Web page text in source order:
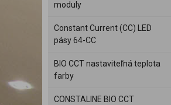
moduly
Constant Current (CC) LED
pásy 64-CC
BIO CCT nastaviteľná teplota
farby
CONSTALINE BIO CCT